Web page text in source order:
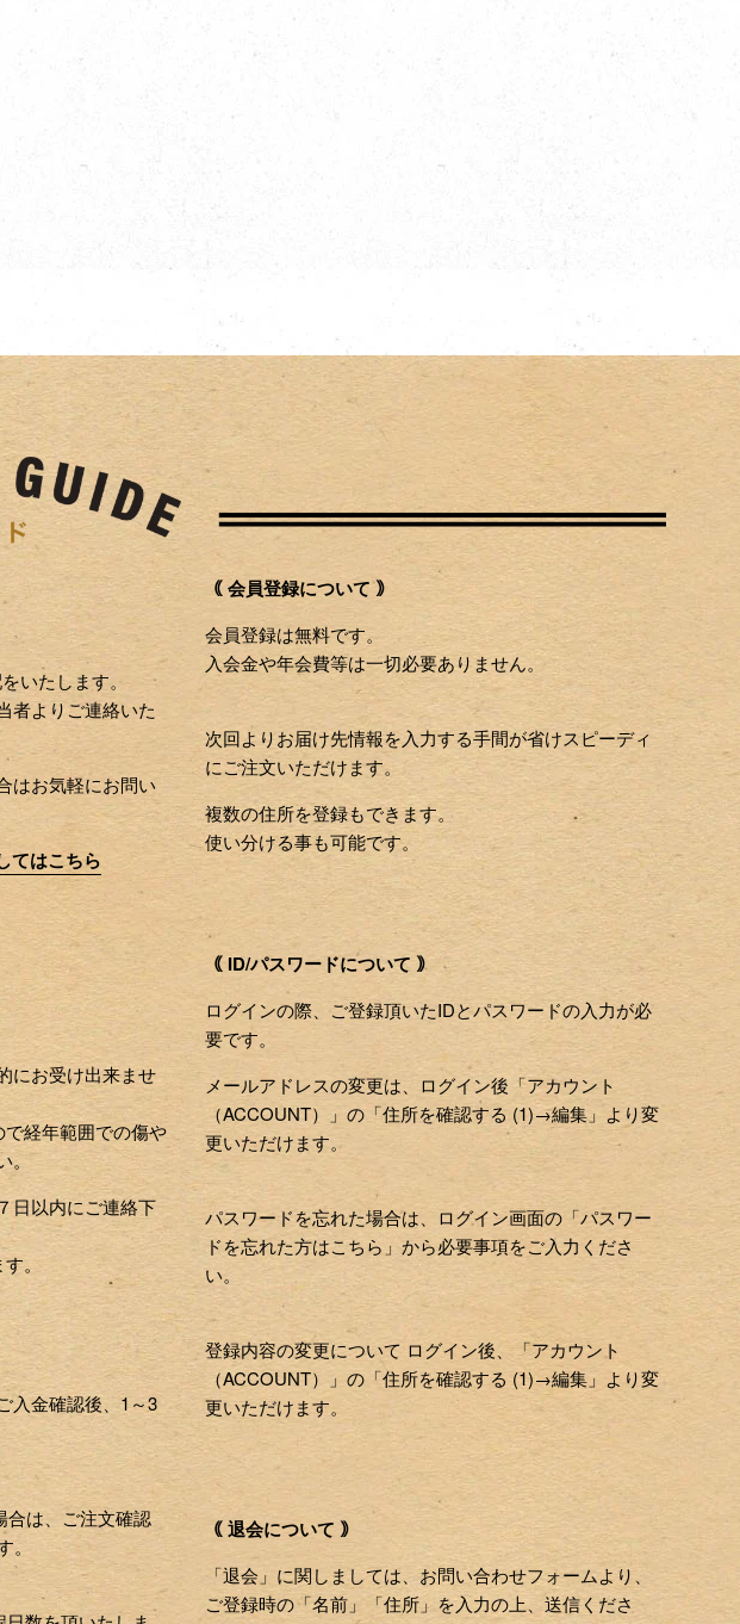
いたします。
者よりご連絡いた
はお気軽にお問い
てはこちら
にお受け出来ませ
経年範囲での傷や
日以内にご連絡下
。
入金確認後、1～3
合は、ご注文確認
｟ 会員登録について ｠
会員登録は無料です。
入会金や年会費等は一切必要ありません。
次回よりお届け先情報を入力する手間が省けスピーディ
にご注文いただけます。
複数の住所を登録もできます。
使い分ける事も可能です。
｟ ID/パスワードについて ｠
ログインの際、ご登録頂いたIDとパスワードの入力が必
要です。
メールアドレスの変更は、ログイン後「アカウント
（ACCOUNT）」の「住所を確認する (1)→編集」より変
更いただけます。
パスワードを忘れた場合は、ログイン画面の「パスワー
ドを忘れた方はこちら」から必要事項をご入力くださ
い。
登録内容の変更について ログイン後、「アカウント
（ACCOUNT）」の「住所を確認する (1)→編集」より変
更いただけます。
｟ 退会について ｠
「退会」に関しましては、お問い合わせフォームより、
ご登録時の「名前」「住所」を入力の上、送信くださ